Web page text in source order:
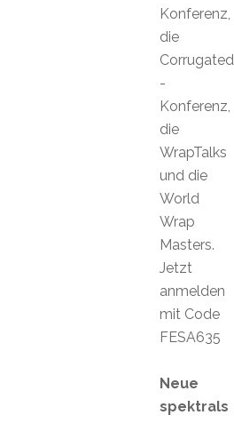
Konferenz,
die
Corrugated
-
Konferenz,
die
WrapTalks
und die
World
Wrap
Masters.
Jetzt
anmelden
mit Code
FESA635
Neue
spektrals